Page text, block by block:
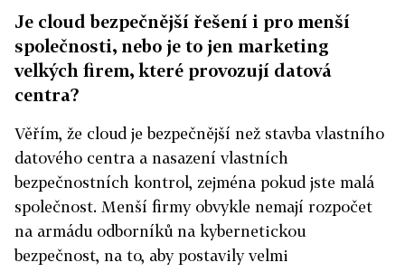
Je cloud bezpečnější řešení i pro menší
společnosti, nebo je to jen marketing
velkých firem, které provozují datová
centra?
Věřím, že cloud je bezpečnější než stavba vlastního
datového centra a nasazení vlastních
bezpečnostních kontrol, zejména pokud jste malá
společnost. Menší firmy obvykle nemají rozpočet
na armádu odborníků na kybernetickou
bezpečnost, na to, aby postavily velmi